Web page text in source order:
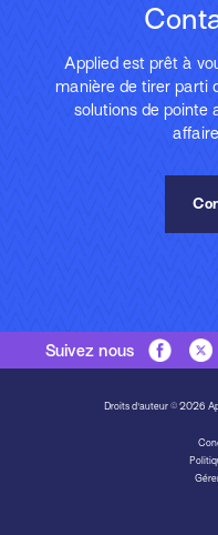
Applied est prêt à
manière de tirer parti
solutions de pointe
Suivez nous
Droits d'auteur © 2026